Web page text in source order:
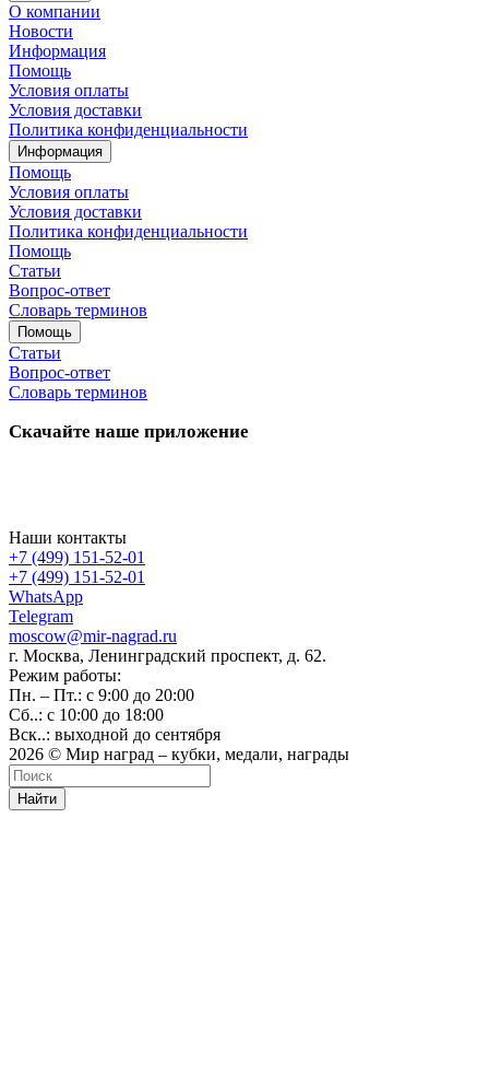
О компании
Новости
Информация
Помощь
Условия оплаты
Условия доставки
Политика конфиденциальности
Информация
Помощь
Условия оплаты
Условия доставки
Политика конфиденциальности
Помощь
Статьи
Вопрос-ответ
Словарь терминов
Помощь
Статьи
Вопрос-ответ
Словарь терминов
Скачайте наше приложение
Наши контакты
+7 (499) 151-52-01
+7 (499) 151-52-01
WhatsApp
Telegram
moscow@mir-nagrad.ru
г. Москва, Ленинградский проспект, д. 62.
Режим работы:
Пн. – Пт.: с 9:00 до 20:00
Сб..: с 10:00 до 18:00
Вск..: выходной до сентября
2026 © Мир наград – кубки, медали, награды
Найти